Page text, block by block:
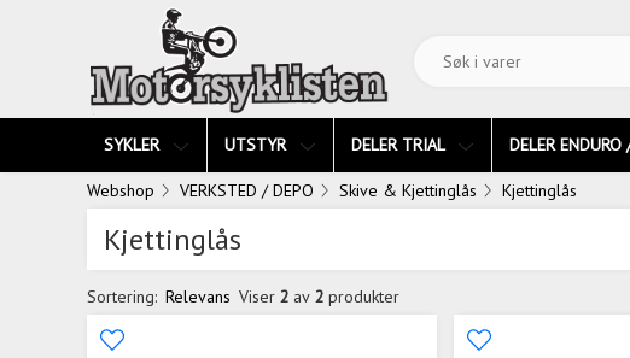
SYKLER UTSTYR DELER TRIAL DELER
Webshop VERKSTED / DEPO Skive & Kjettinglås Kjettinglås
Kjettinglås
Sortering: Relevans Viser 2 av 2 produkter